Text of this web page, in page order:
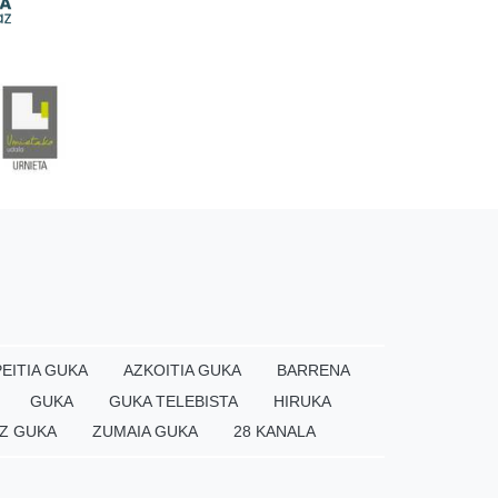
GUKA AZKOITIA GUKA
BARRENA
GUKA GUKA TELEBISTA
HIRUKA
GUKA ZUMAIA GUKA 28 KANALA